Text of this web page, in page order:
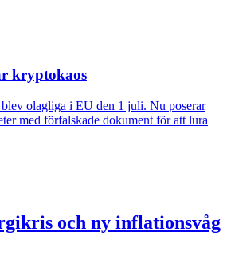
kryptokaos
olagliga i EU den 1 juli. Nu poserar
med förfalskade dokument för att lura
och ny inflationsvåg